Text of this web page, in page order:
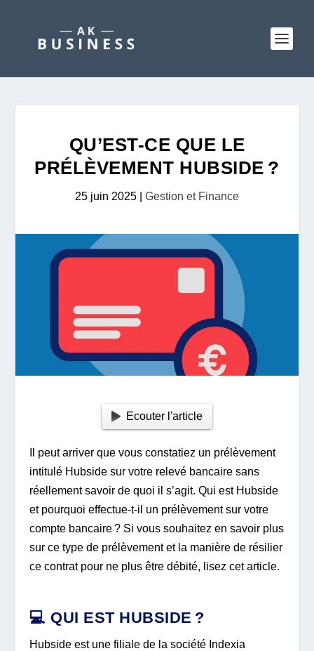
QU’EST-CE QUE LE
PRÉLÈVEMENT HUBSIDE ?
25 juin 2025 Gestion et Finance
Ecouter l'article
Il peut arriver que vous constatiez un prélèvement
intitulé Hubside sur votre relevé bancaire sans
réellement savoir de quoi il s’agit. Qui est Hubside
et pourquoi effectue-t-il un prélèvement sur votre
compte bancaire ? Si vous souhaitez en savoir plus
sur ce type de prélèvement et la manière de résilier
ce contrat pour ne plus être débité, lisez cet article.
💻 QUI EST HUBSIDE ?
Hubside est une filiale de la société Indexia